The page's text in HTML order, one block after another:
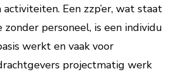
Een zzp’er, wat staat
personeel, is een individu
werkt en vaak voor
projectmatig werk